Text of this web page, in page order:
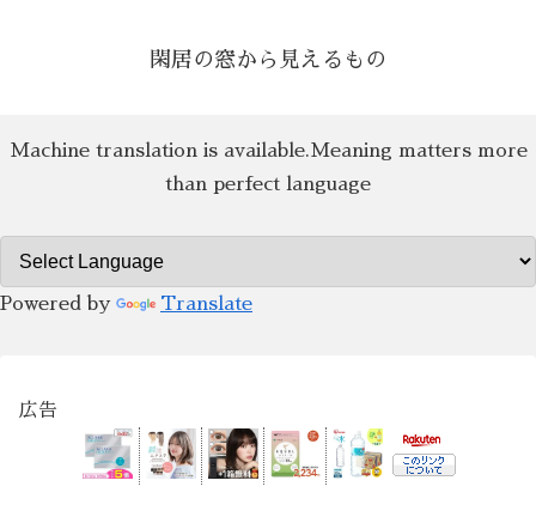
閑居の窓から見えるもの
Machine translation is available.Meaning matters more
than perfect language
Powered by Translate
広告